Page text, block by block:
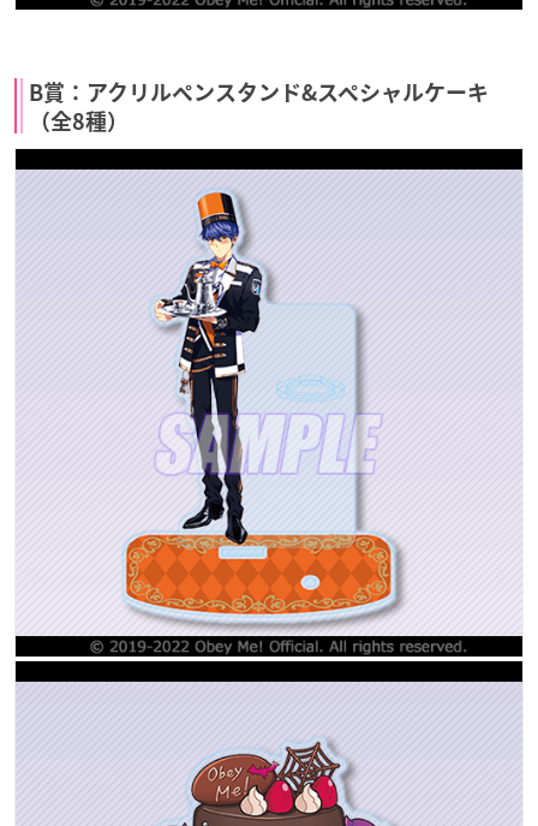
B賞：アクリルペンスタンド&スペシャルケーキ
（全8種）